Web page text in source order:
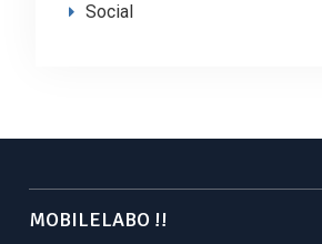
Social
MOBILELABO !!